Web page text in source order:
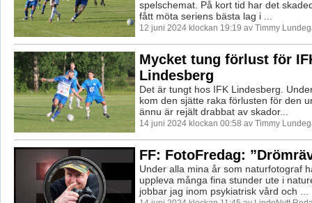
spelschemat. På kort tid har det
fått möta seriens bästa lag i ...
12 juni 2024 klockan 19:19 av Timmy
Mycket tung förlust för
Lindesberg
Det är tungt hos IFK Lindesberg.
kom den sjätte raka förlusten för den
ännu är rejält drabbat av skador...
14 juni 2024 klockan 00:58 av Timmy
FF: FotoFredag:
Under alla mina år som naturfotograf
uppleva många fina stunder ute i
jobbar jag inom psykiatrisk vård och ...